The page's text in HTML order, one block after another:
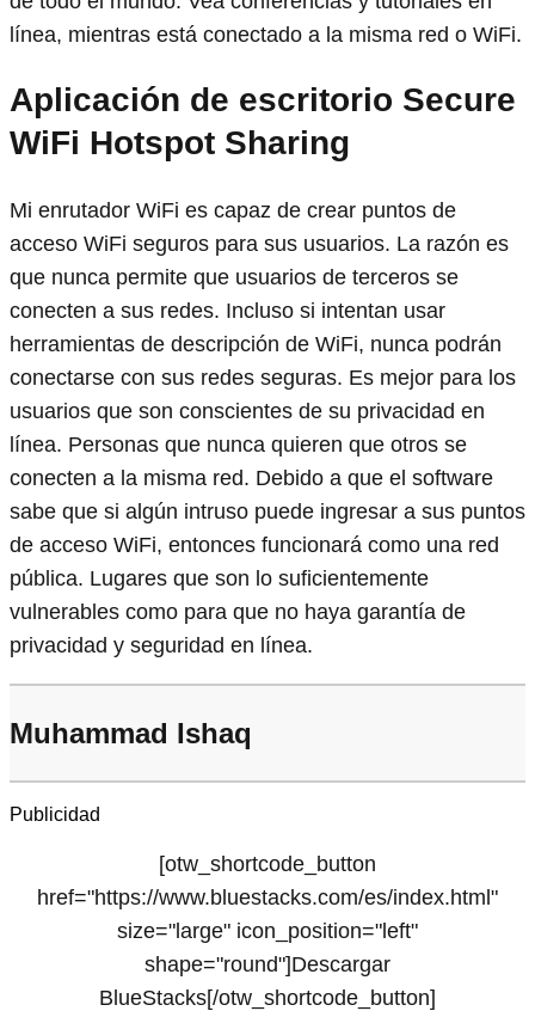
línea, mientras está conectado a la misma red o WiFi.
Aplicación de escritorio Secure
WiFi Hotspot Sharing
Mi enrutador WiFi es capaz de crear puntos de
acceso WiFi seguros para sus usuarios. La razón es
que nunca permite que usuarios de terceros se
conecten a sus redes. Incluso si intentan usar
herramientas de descripción de WiFi, nunca podrán
conectarse con sus redes seguras. Es mejor para los
usuarios que son conscientes de su privacidad en
línea. Personas que nunca quieren que otros se
conecten a la misma red. Debido a que el software
sabe que si algún intruso puede ingresar a sus puntos
de acceso WiFi, entonces funcionará como una red
pública. Lugares que son lo suficientemente
vulnerables como para que no haya garantía de
privacidad y seguridad en línea.
Muhammad Ishaq
Publicidad
[otw_shortcode_button
href="https://www.bluestacks.com/es/index.html"
size="large" icon_position="left"
shape="round"]Descargar
BlueStacks[/otw_shortcode_button]